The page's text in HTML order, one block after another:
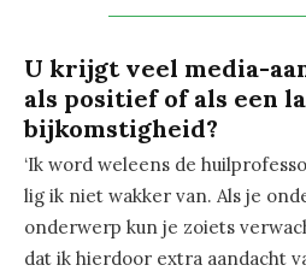
U krijgt veel media-
als positief of als een
bijkomstigheid?
‘Ik word weleens de
lig ik niet wakker van. Als je
onderwerp kun je zoiets
dat ik hierdoor extra aandacht